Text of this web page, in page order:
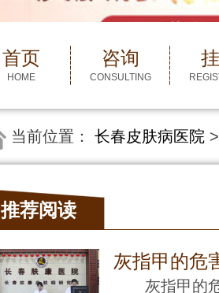
首页
HOME
咨询
CONSULTING
当前位置： 长春皮肤病医院 >
推荐阅读
灰指甲的危
灰指甲的